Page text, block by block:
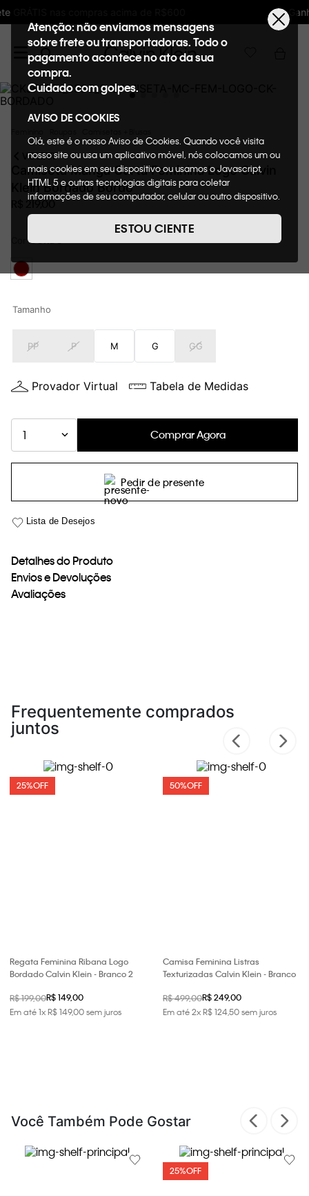
Ganhe 10% de GIFTBACK em todas as compras
Atenção: não enviamos mensagens
sobre frete ou transportadoras. Todo o
pagamento acontece no ato da sua
compra.
Cuidado com golpes.
AVISO DE COOKIES
Olá, este é o nosso Aviso de Cookies. Quando você visita
nosso site ou usa um aplicativo móvel, nós colocamos um ou
mais cookies em seu dispositivo ou usamos o Javascript,
HTML 5 e outras tecnologias digitais para coletar
informações de seu computador, celular ou outro dispositivo.
de cookies, informaremos quais cookies usaremos e quais
suas funções. A forma como processamos os dados
nosso Aviso de Privacidade. Quando você visita nosso site,
consideraremos isso como sua solicitação específica para
entre outros, a capacidade de comprar um item em nossa
Cookies acesse o link.
ESTOU CIENTE
VOLTAR
Camiseta Manga Curta Feminina Logo Calvin
Klein Bordado Bordo
219,00
CorBORDO
Tamanho
PP P M G GG
Provador Virtual Tabela de Medidas
1 Comprar Agora
Pedir de presente
Detalhes do Produto
Envios e Devoluções
Avaliações
Frequentemente comprados
juntos
25%OFF
Regata Feminina Ribana Logo
Bordado Calvin Klein - Branco 2
R$ 199,00R$ 149,00
Em até1xR$149,00sem juros
50%OFF
Camisa Feminina Listras
Texturizadas Calvin Klein - Branco
R$ 499,00R$ 249,00
Em até2xR$12450sem juros
Você Também Pode Gostar
25%OFF